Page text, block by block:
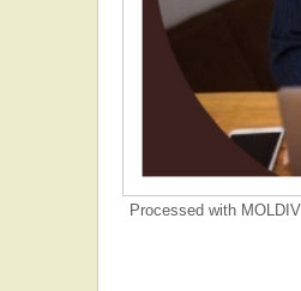
Processed with MOLDIV